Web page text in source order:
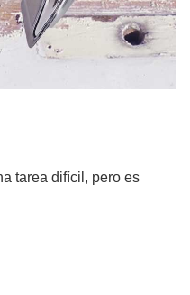
tarea difícil, pero es